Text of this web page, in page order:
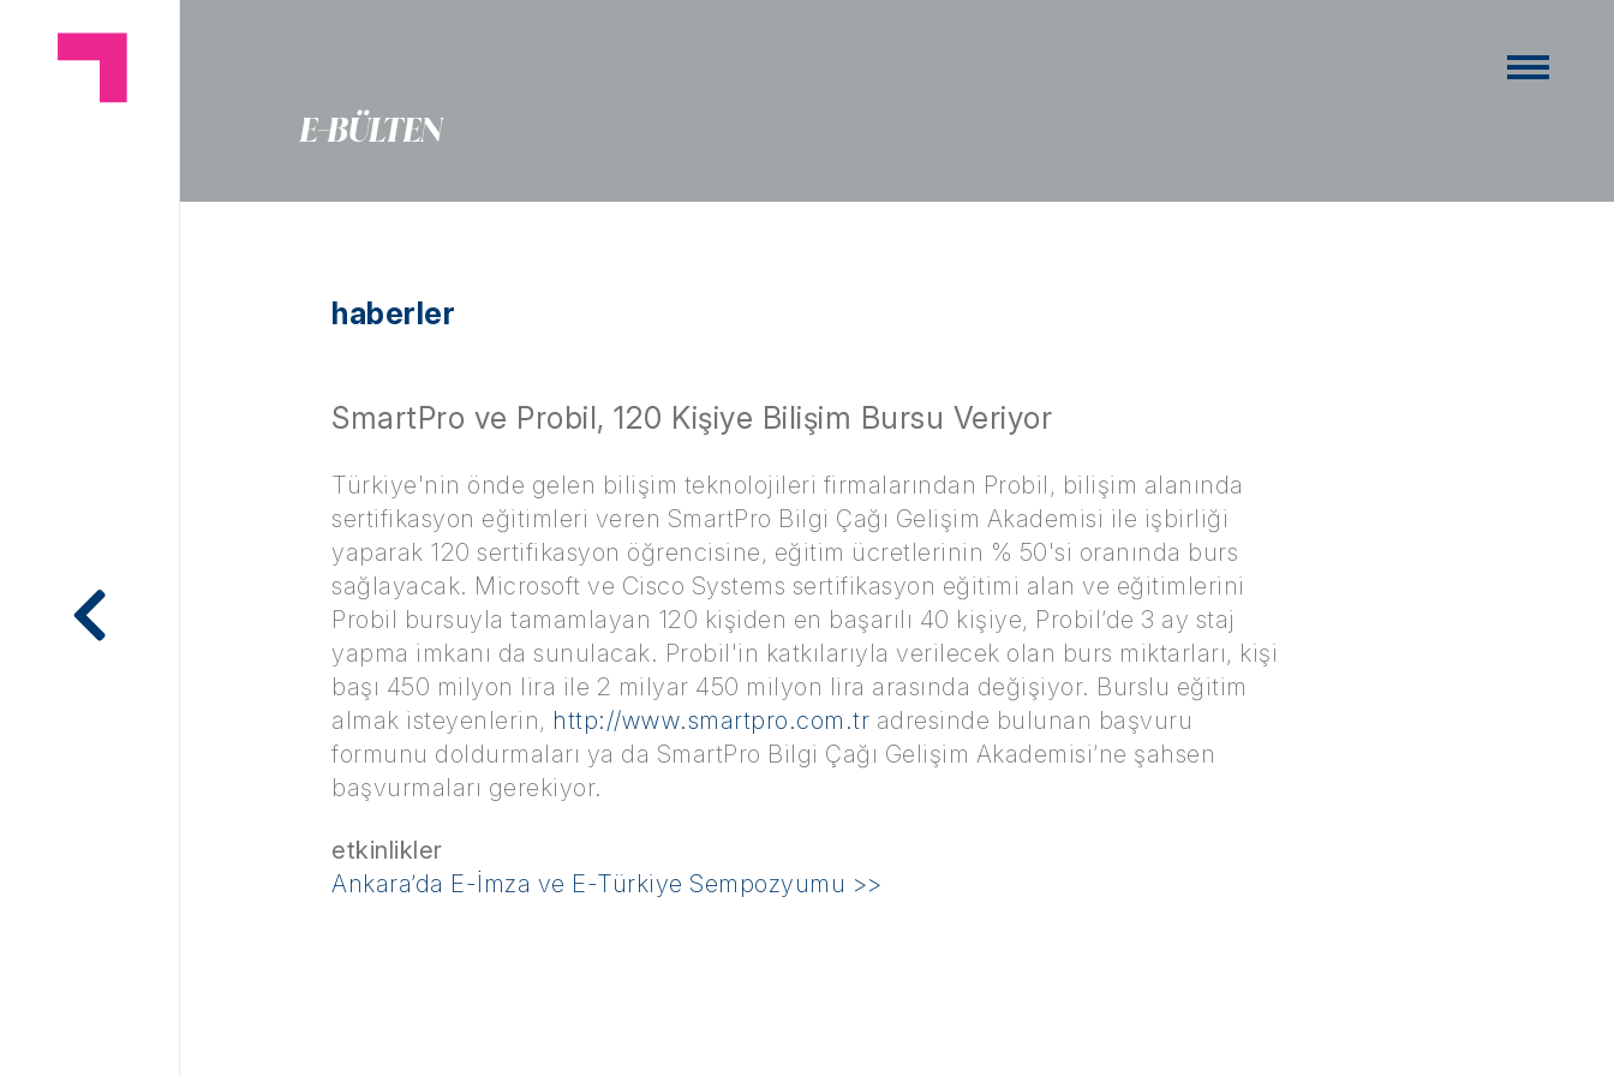
E-BÜLTEN
haberler
SmartPro ve Probil, 120 Kişiye Bilişim Bursu Veriyor
Türkiye'nin önde gelen bilişim teknolojileri firmalarından Probil, bilişim alanında
sertifikasyon eğitimleri veren SmartPro Bilgi Çağı Gelişim Akademisi ile işbirliği
yaparak 120 sertifikasyon öğrencisine, eğitim ücretlerinin % 50'si oranında burs
sağlayacak. Microsoft ve Cisco Systems sertifikasyon eğitimi alan ve eğitimlerini
Probil bursuyla tamamlayan 120 kişiden en başarılı 40 kişiye, Probil’de 3 ay staj
yapma imkanı da sunulacak. Probil'in katkılarıyla verilecek olan burs miktarları, kişi
başı 450 milyon lira ile 2 milyar 450 milyon lira arasında değişiyor. Burslu eğitim
almak isteyenlerin, http://www.smartpro.com.tr adresinde bulunan başvuru
formunu doldurmaları ya da SmartPro Bilgi Çağı Gelişim Akademisi’ne şahsen
başvurmaları gerekiyor.
etkinlikler
Ankara’da E-İmza ve E-Türkiye Sempozyumu >>